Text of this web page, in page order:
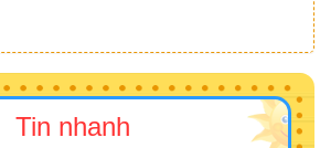
Tin nhanh